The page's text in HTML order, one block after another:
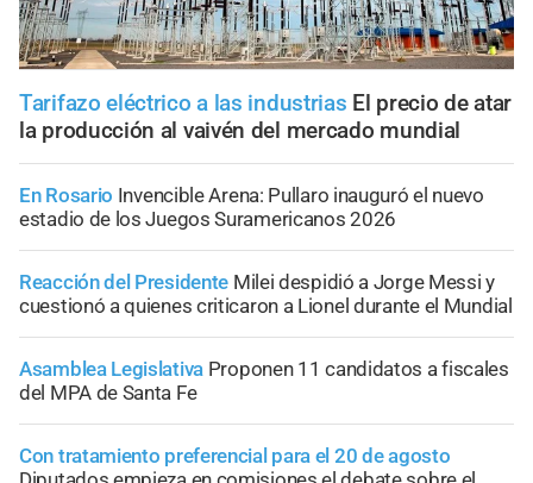
Tarifazo eléctrico a las industrias El precio de atar
la producción al vaivén del mercado mundial
En Rosario Invencible Arena: Pullaro inauguró el nuevo
estadio de los Juegos Suramericanos 2026
Reacción del Presidente Milei despidió a Jorge Messi y
cuestionó a quienes criticaron a Lionel durante el Mundial
Asamblea Legislativa Proponen 11 candidatos a fiscales
del MPA de Santa Fe
Con tratamiento preferencial para el 20 de agosto